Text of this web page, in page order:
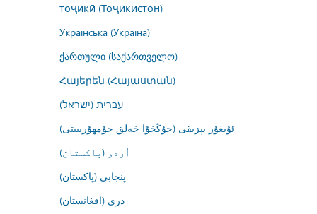
тоҷикӣ (Тоҷикистон)
Українська (Україна)
ქართული (საქართველო)
Հայերեն (Հայաստան)
עברית (ישראל)
ئۇيغۇر يېزىقى (جۇڭخۇا خەلق جۇمھۇرىيىتى)
اُردو (پاکستان)
پنجابی (پاکستان)
درى (افغانستان)